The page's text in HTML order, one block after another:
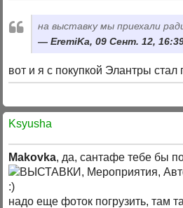
на выставку мы приехали
EremiKa, 09 Сент. 12,
вот и я с покупкой Элантры
Ksyusha
Makovka, да, сантафе тебе бы
надо еще фоток погрузить, там